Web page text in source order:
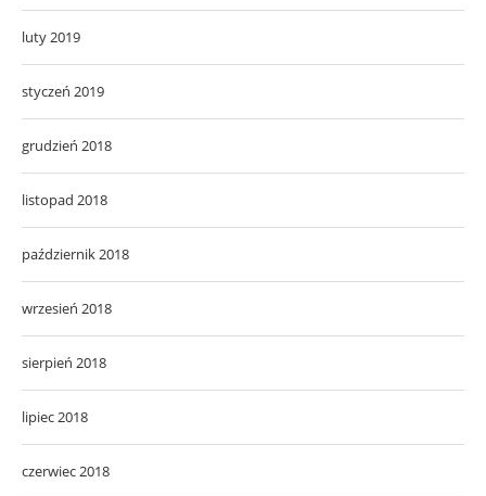
luty 2019
styczeń 2019
grudzień 2018
listopad 2018
październik 2018
wrzesień 2018
sierpień 2018
lipiec 2018
czerwiec 2018